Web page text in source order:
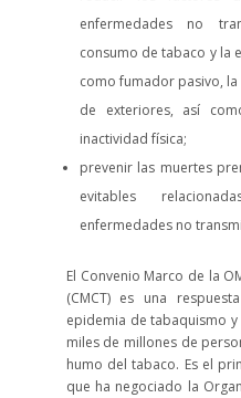
enfermedades no
consumo de tabaco y la
como fumador pasivo,
de exteriores, así
inactividad física;
prevenir las muertes
evitables
enfermedades no
El Convenio Marco de la
(CMCT) es una
epidemia de tabaquismo
miles de millones de
humo del tabaco. Es el
que ha negociado la